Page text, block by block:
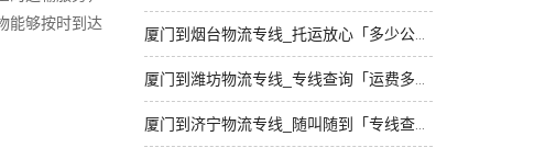
能够按时到达
厦门到烟台物流专线_托运放心「多少公里」
厦门到潍坊物流专线_专线查询「运费多少」
厦门到济宁物流专线_随叫随到「专线查询」